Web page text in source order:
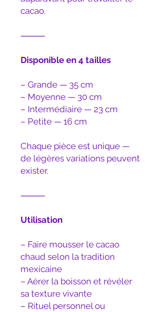
cacao.
⸻
Disponible en 4 tailles
– Grande — 35 cm
– Moyenne — 30 cm
– Intermédiaire — 23 cm
– Petite — 16 cm
Chaque pièce est unique —
de légères variations peuvent
exister.
⸻
Utilisation
– Faire mousser le cacao
chaud selon la tradition
mexicaine
– Aérer la boisson et révéler
sa texture vivante
– Rituel personnel ou